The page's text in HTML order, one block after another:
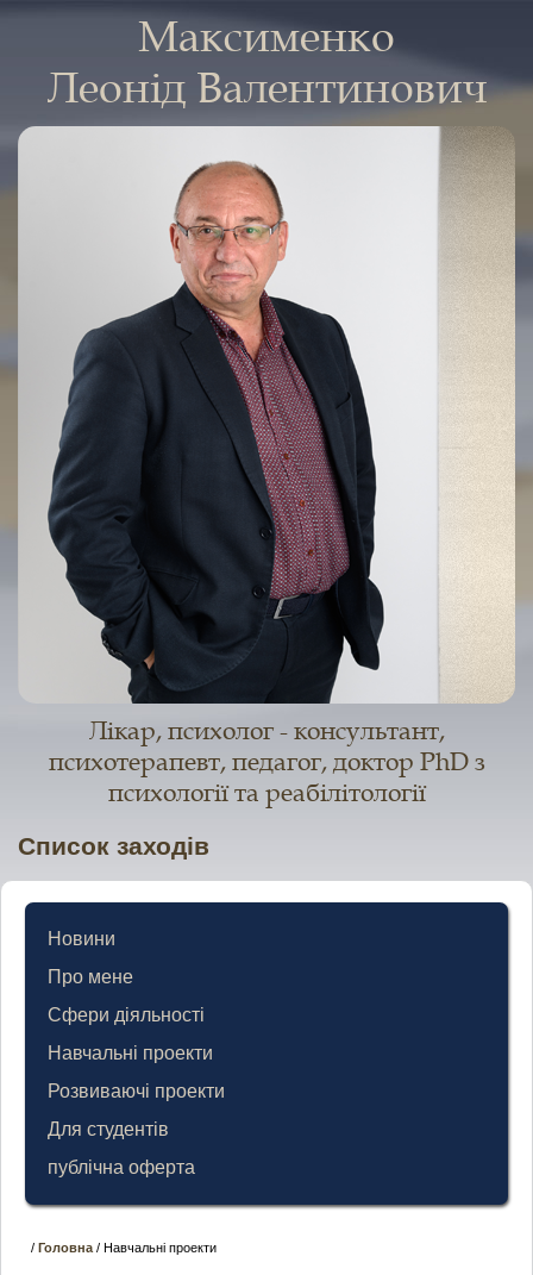
Максименко
Леонід Валентинович
Лікар, психолог - консультант,
психотерапевт, педагог, доктор PhD з
психології та реабілітології
Список заходів
Новини
Про мене
Сфери діяльності
Навчальні проекти
Розвиваючі проекти
Для студентів
публічна оферта
/ Головна / Навчальні проекти